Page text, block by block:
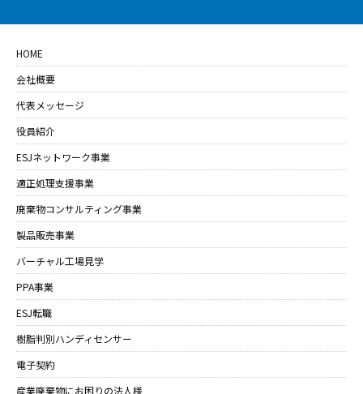
HOME
会社概要
代表メッセージ
役員紹介
ESJネットワーク事業
適正処理支援事業
廃棄物コンサルティング事業
製品販売事業
バーチャル工場見学
PPA事業
ESJ転職
樹脂判別ハンディセンサー
電子契約
産業廃棄物にお困りの法人様